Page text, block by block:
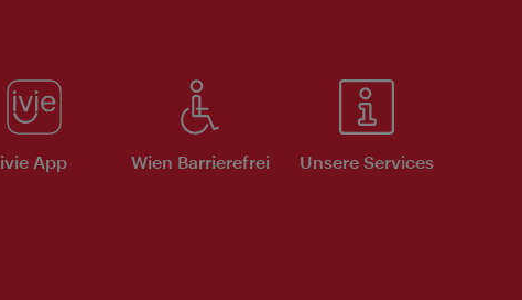
ivie App Wien Barrierefrei Unsere Services